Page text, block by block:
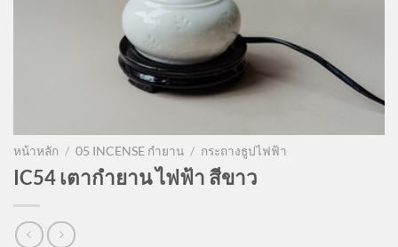
หน้าหลัก / 05 INCENSE กำยาน / กระถางธูปไฟฟ้า
IC54 เตากำยาน ไฟฟ้า สีขาว